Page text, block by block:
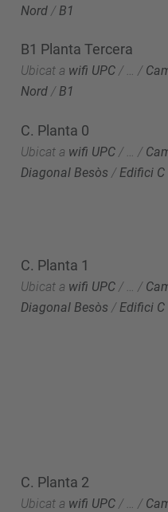
Nord / B1
B1 Planta Tercera
Ubicat a wifi UPC / … /
Nord /B1
C. Planta 0
Ubicat a wifi UPC / /
Diagonal Besòs / Edifici C
C. Planta 1
Ubicat a wifi UPC / … /
Diagonal Besòs /Edifici C
C. Planta 2
Ubicat a wifi UPC / /